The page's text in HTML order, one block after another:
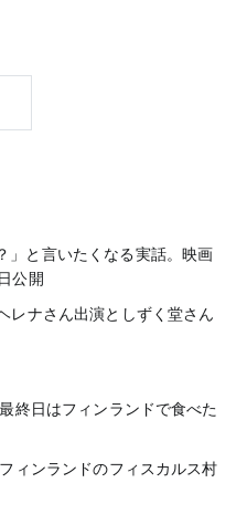
」と言いたくなる実話。映画
公開
レナさん出演としずく堂さん
終日はフィンランドで食べた
ィンランドのフィスカルス村